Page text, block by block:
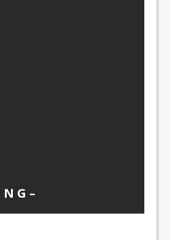
Ν G –